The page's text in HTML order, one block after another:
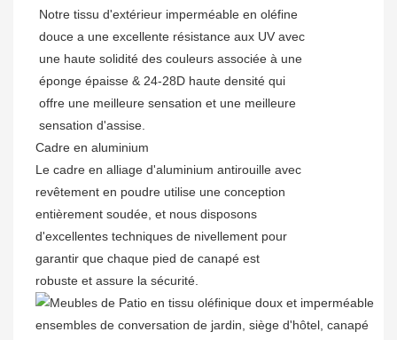
Notre tissu d'extérieur imperméable en oléfine
douce a une excellente résistance aux UV avec
une haute solidité des couleurs associée à une
éponge épaisse & 24-28D haute densité qui
offre une meilleure sensation et une meilleure
sensation d'assise.
Cadre en aluminium
Le cadre en alliage d'aluminium antirouille avec
revêtement en poudre utilise une conception
entièrement soudée, et nous disposons
d'excellentes techniques de nivellement pour
garantir que chaque pied de canapé est
robuste et assure la sécurité.